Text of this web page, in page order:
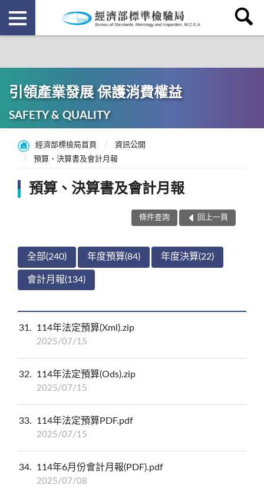
引領產業發展 保護消費權益
SAFETY & QUALITY
經濟部標檢局首頁
資訊公開
預算、決算書及會計月報
預算、決算書及會計月報
條件查詢 回上一頁
全部(240) 年度預算(84) 年度決算(22)
會計月報(134)
31 114年法定預算(Xml).zip
2025/07/15
32 114年法定預算(Ods).zip
2025/07/15
33 114年法定預算PDF.pdf
2025/07/15
34 114年6月份會計月報(PDF).pdf
2025/07/08